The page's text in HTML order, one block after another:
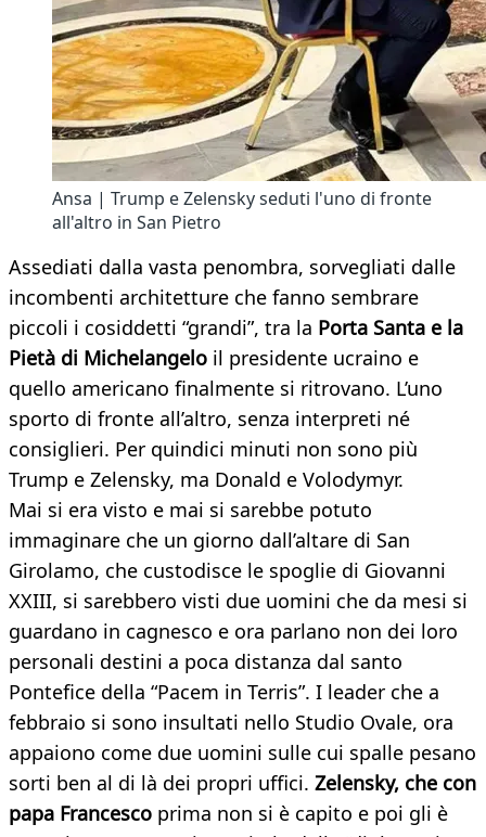
Ansa | Trump e Zelensky seduti l'uno di fronte
all'altro in San Pietro
Assediati dalla vasta penombra, sorvegliati dalle
incombenti architetture che fanno sembrare
piccoli i cosiddetti “grandi”, tra la Porta Santa e la
Pietà di Michelangelo il presidente ucraino e
quello americano finalmente si ritrovano. L’uno
sporto di fronte all’altro, senza interpreti né
consiglieri. Per quindici minuti non sono più
Trump e Zelensky, ma Donald e Volodymyr.
Mai si era visto e mai si sarebbe potuto
immaginare che un giorno dall’altare di San
Girolamo, che custodisce le spoglie di Giovanni
XXIII, si sarebbero visti due uomini che da mesi si
guardano in cagnesco e ora parlano non dei loro
personali destini a poca distanza dal santo
Pontefice della “Pacem in Terris”. I leader che a
febbraio si sono insultati nello Studio Ovale, ora
appaiono come due uomini sulle cui spalle pesano
sorti ben al di là dei propri uffici. Zelensky, che con
papa Francesco prima non si è capito e poi gli è